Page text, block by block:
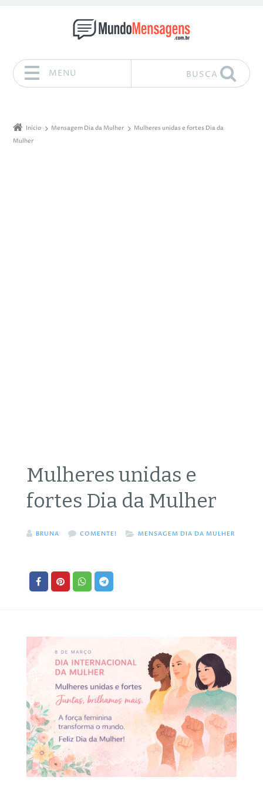
MENU BUSCA
Início Mensagem Dia da Mulher
Mulheres unidas e fortes Dia da
Mulher
Mulheres unidas e
fortes Dia da Mulher
BRUNA COMENTE! MENSAGEM DIA DA MULHER